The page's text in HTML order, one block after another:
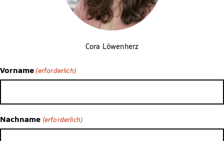
Cora Löwenherz
Vorname (erforderlich)
Nachname (erforderlich)